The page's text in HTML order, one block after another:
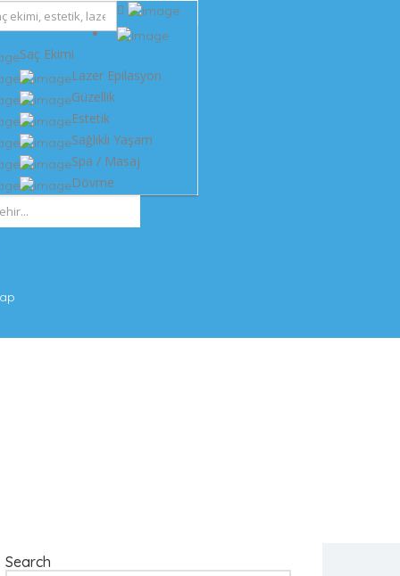
Saç Ekimi
Lazer Epilasyon
Güzellik
Estetik
Sağlıklı Yaşam
Spa / Masaj
Dövme
Search